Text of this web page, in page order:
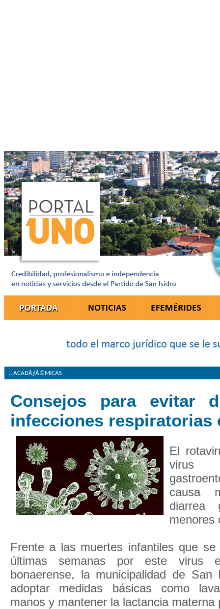
.: ACADÃƒÂ©MICAS
Consejos para evitar
infecciones respiratorias
El
virus
causa
diarrea
menores
Frente a las muertes infantiles que se
últimas semanas por este virus
bonaerense, la municipalidad de San
adoptar medidas básicas como
manos y mantener la lactancia materna